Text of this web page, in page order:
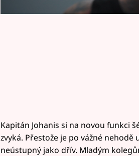
Kapitán Johanis si na novou funkci
zvyká. Přestože je po vážné
neústupný jako dřív. Mladým